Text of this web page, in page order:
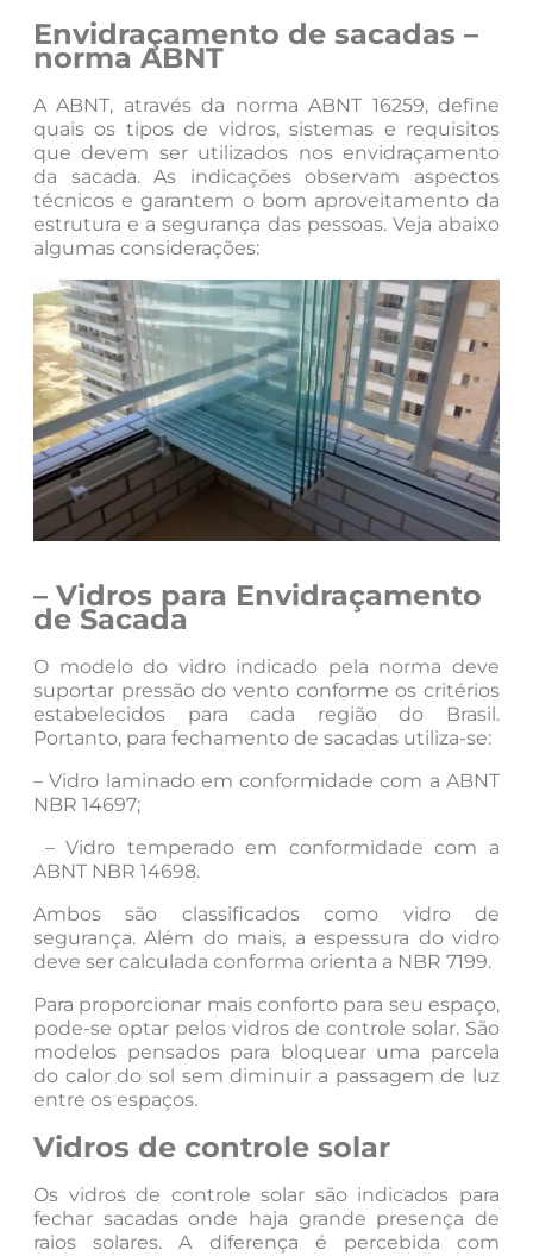
Envidraçamento de sacadas –
norma ABNT
A ABNT, através da norma ABNT 16259, define
quais os tipos de vidros, sistemas e requisitos
que devem ser utilizados nos envidraçamento
da sacada. As indicações observam aspectos
técnicos e garantem o bom aproveitamento da
estrutura e a segurança das pessoas. Veja abaixo
algumas considerações:
– Vidros para Envidraçamento
de Sacada
O modelo do vidro indicado pela norma deve
suportar pressão do vento conforme os critérios
estabelecidos para cada região do Brasil.
Portanto, para fechamento de sacadas utiliza-se:
– Vidro laminado em conformidade com a ABNT
NBR 14697;
– Vidro temperado em conformidade com a
ABNT NBR 14698.
Ambos são classificados como vidro de
segurança. Além do mais, a espessura do vidro
deve ser calculada conforma orienta a NBR 7199.
Para proporcionar mais conforto para seu espaço,
pode-se optar pelos vidros de controle solar. São
modelos pensados para bloquear uma parcela
do calor do sol sem diminuir a passagem de luz
entre os espaços.
Vidros de controle solar
Os vidros de controle solar são indicados para
fechar sacadas onde haja grande presença de
raios solares. A diferença é percebida com